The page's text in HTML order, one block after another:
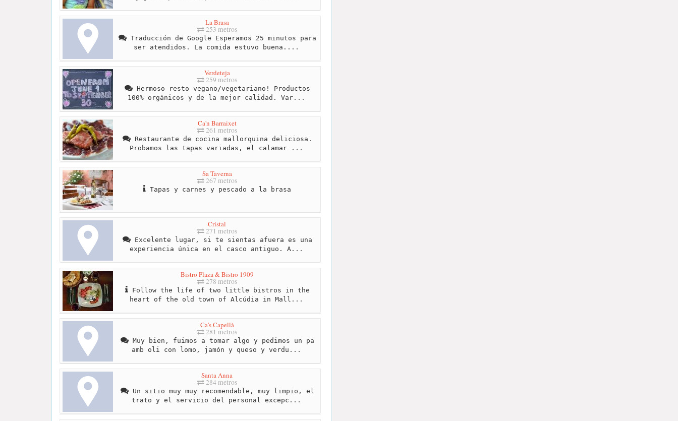
La Brasa
253 metros
Traducción de Google Esperamos 25 minutos para
ser atendidos. La comida estuvo buena....
Verdeteja
259 metros
Hermoso resto vegano/vegetariano! Productos
100% orgánicos y de la mejor calidad. Var...
Ca'n Barraixet
261 metros
Restaurante de cocina mallorquina deliciosa.
Probamos las tapas variadas, el calamar ...
Sa Taverna
267 metros
Tapas y carnes y pescado a la brasa
Cristal
271 metros
Excelente lugar, si te sientas afuera es una
experiencia única en el casco antiguo. A...
Bistro Plaza & Bistro 1909
278 metros
Follow the life of two little bistros in the
heart of the old town of Alcúdia in Mall...
Ca's Capellà
281 metros
Muy bien, fuimos a tomar algo y pedimos un pa
amb oli con lomo, jamón y queso y verdu...
Santa Anna
284 metros
Un sitio muy muy recomendable, muy limpio, el
trato y el servicio del personal excepc...